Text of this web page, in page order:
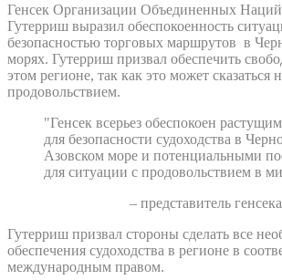
Генсек Организации Объединенных
Гутерриш выразил обеспокоенность
безопасностью торговых маршрутов в
морях. Гутерриш призвал обеспечить
этом регионе, так как это может сказаться
продовольствием.
"Генсек всерьез обеспокоен
для безопасности судоходства в
Азовском море и потенциальными
для ситуации с продовольствием в
– представитель
Гутерриш призвал стороны сделать все
обеспечения судоходства в регионе в
международным правом.